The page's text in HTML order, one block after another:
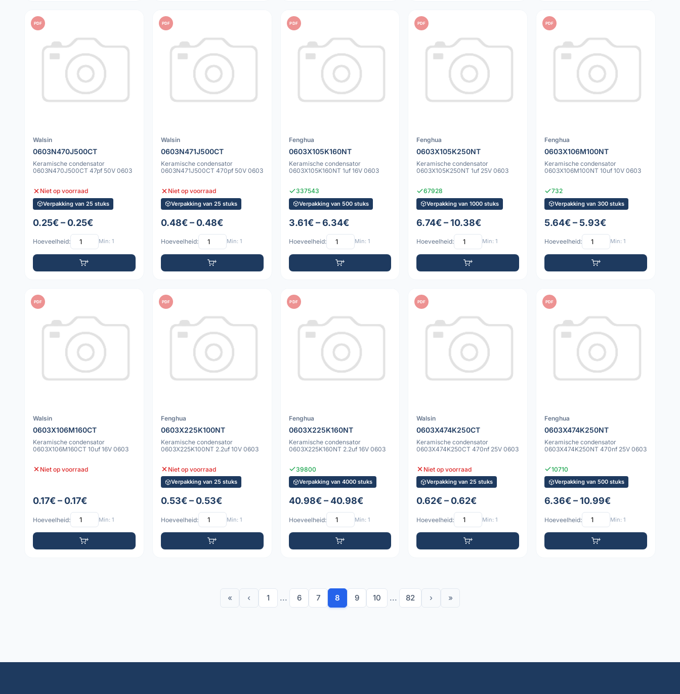
PDF
Walsin
0603N470J500CT
Keramische condensator
0603N470J500CT 47pf 50V 0603
Niet op voorraad
Verpakking van 25 stuks
0.25€ – 0.25€
Hoeveelheid: Min: 1
PDF
Walsin
0603N471J500CT
Keramische condensator
0603N471J500CT 470pf 50V 0603
Niet op voorraad
Verpakking van 25 stuks
0.48€ – 0.48€
Hoeveelheid: Min: 1
PDF
Fenghua
0603X105K160NT
Keramische condensator
0603X105K160NT 1uf 16V 0603
337543
Verpakking van 500 stuks
3.61€ – 6.34€
Hoeveelheid: Min: 1
PDF
Fenghua
0603X105K250NT
Keramische condensator
0603X105K250NT 1uf 25V 0603
67928
Verpakking van 1000 stuks
6.74€ – 10.38€
Hoeveelheid: Min: 1
PDF
Fenghua
0603X106M100NT
Keramische condensator
0603X106M100NT 10uf 10V 0603
732
Verpakking van 300 stuks
5.64€ – 5.93€
Hoeveelheid: Min: 1
PDF
Walsin
0603X106M160CT
Keramische condensator
0603X106M160CT 10uf 16V 0603
Niet op voorraad
0.17€ – 0.17€
Hoeveelheid: Min: 1
PDF
Fenghua
0603X225K100NT
Keramische condensator
0603X225K100NT 2.2uf 10V 0603
Niet op voorraad
Verpakking van 25 stuks
0.53€ – 0.53€
Hoeveelheid: Min: 1
PDF
Fenghua
0603X225K160NT
Keramische condensator
0603X225K160NT 2.2uf 16V 0603
39800
Verpakking van 4000 stuks
40.98€ – 40.98€
Hoeveelheid: Min: 1
PDF
Walsin
0603X474K250CT
Keramische condensator
0603X474K250CT 470nf 25V 0603
Niet op voorraad
Verpakking van 25 stuks
0.62€ – 0.62€
Hoeveelheid: Min: 1
PDF
Fenghua
0603X474K250NT
Keramische condensator
0603X474K250NT 470nf 25V 0603
10710
Verpakking van 500 stuks
6.36€ – 10.99€
Hoeveelheid: Min: 1
« ‹ 1 ... 6 7 8 9 10 ... 82 › »